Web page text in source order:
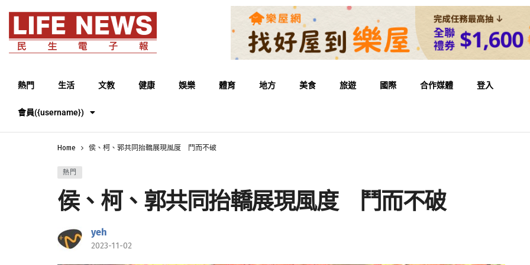
熱門 生活 文教 健康 娛樂 體育 地方 美食 旅遊 國際 合作媒體 登入
會員({username})
Home 侯、柯、郭共同抬轎展現風度 鬥而不破
熱門
侯、柯、郭共同抬轎展現風度 鬥而不破
yeh
2023-11-02